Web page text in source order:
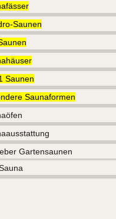
Saunen
Saunen
Saunaformen
Gartensaunen